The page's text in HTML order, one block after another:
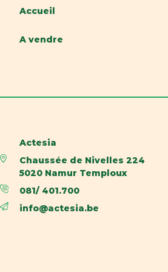
Bâtiment
Parking extérieur
Nom, catégorie
Etage
Equipement de
Accueil
A vendre
Actesia
Chaussée de Nivelles 224
5020 Namur Temploux
081/ 401.700
info@actesia.be